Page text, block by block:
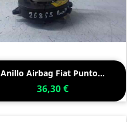
Anillo Airbag Fiat Punto...
36,30 €